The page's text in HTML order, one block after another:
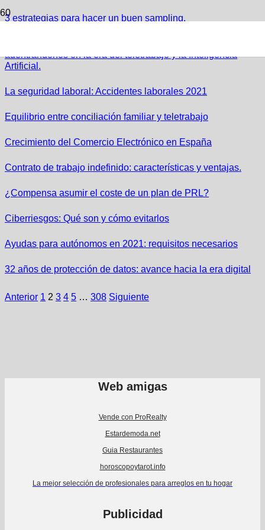
3 estrategias para hacer un buen sampling.
adentrándonos en la era del teletrabajo y la Inteligencia
Artificial.
La seguridad laboral: Accidentes laborales 2021
Equilibrio entre conciliación familiar y teletrabajo
Crecimiento del Comercio Electrónico en España
Contrato de trabajo indefinido: características y ventajas.
¿Compensa asumir el coste de un plan de PRL?
Ciberriesgos: Qué son y cómo evitarlos
Ayudas para autónomos en 2021: requisitos necesarios
32 años de protección de datos: avance hacia la era digital
Anterior 1 2 3 4 5 … 308 Siguiente
Web amigas
Vende con ProRealty
Estardemoda.net
Guia Restaurantes
horoscopoytarot.info
La mejor selección de profesionales para arreglos en tu hogar
Publicidad